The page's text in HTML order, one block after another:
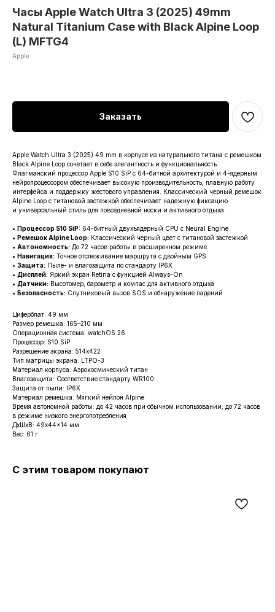
Часы Apple Watch Ultra 3 (2025) 49mm
Natural Titanium Case with Black Alpine Loop
(L) MFTG4
Apple
Заказать
Apple Watch Ultra 3 (2025) 49 mm в корпусе из натурального титана с ремешком
Black Alpine Loop сочетает в себе элегантность и функциональность.
Флагманский процессор Apple S10 SiP с 64-битной архитектурой и 4-ядерным
нейропроцессором обеспечивает высокую производительность, плавную работу
интерфейса и поддержку жестового управления. Классический черный ремешок
Alpine Loop с титановой застежкой обеспечивает надежную фиксацию
и универсальный стиль для повседневной носки и активного отдыха.
• Процессор S10 SiP: 64-битный двухъядерный CPU с Neural Engine
• Ремешок Alpine Loop: Классический черный цвет с титановой застежкой
• Автономность: До 72 часов работы в расширенном режиме
• Навигация: Точное отслеживание маршрута с двойным GPS
• Защита: Пыле- и влагозащита по стандарту IP6X
• Дисплей: Яркий экран Retina с функцией Always-On
• Датчики: Высотомер, барометр и компас для активного отдыха
• Безопасность: Спутниковый вызов SOS и обнаружение падений
Циферблат: 49 мм
Размер ремешка: 165–210 мм
Операционная система: watchOS 26
Процессор: S10 SiP
Разрешение экрана: 514x422
Тип матрицы экрана: LTPO-3
Материал корпуса: Аэрокосмический титан
Влагозащита: Соответствие стандарту WR100
Защита от пыли: IP6X
Материал ремешка: Мягкий нейлон Alpine
Время автономной работы: до 42 часов при обычном использовании; до 72 часов
в режиме низкого энергопотребления
ДxШxВ: 49x44x14 мм
Вес: 61 г
С этим товаром покупают